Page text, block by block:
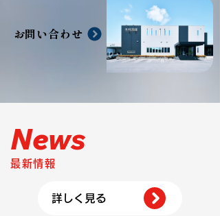
お問い合わせ
​News
最新情報
詳しく見る